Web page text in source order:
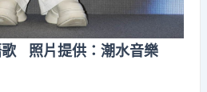
歌 照片提供：潮水音樂